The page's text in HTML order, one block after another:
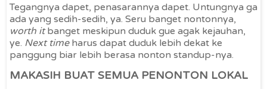
Tegangnya dapet, penasarannya dapet. Untungnya ga
ada yang sedih-sedih, ya. Seru banget nontonnya,
worth itbanget meskipun duduk gue agak kejauhan,
ye. Next time harus dapat duduk lebih dekat ke
panggung biar lebih berasa nonton standup-nya.
MAKASIH BUAT SEMUA PENONTON LOKAL